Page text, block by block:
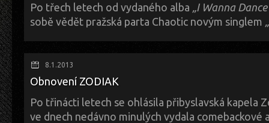
Album je zveřejněno k poslechu na bandcampu abandzonu, CD verze
Po třech letech od vydaného alba „I Wanna
sobě vědět pražská parta Chaotic novým singlem
„Málem“ se zároveň váže videoklip, který fanoušky nenuceně vtáhne
Chaotic působí na české scéně již sedmým rokem a směry reggae, ska
tvořit hlavní cestu dalšího hudebního putování tohoto svérázného
však zatím pro příznivce skupiny tajemstvím.
8.1.2013
Obnovení ZODIAK
Po třinácti letech se ohlásila přibyslavská kapela
ve dnech nedávno minulých vydala comebackové